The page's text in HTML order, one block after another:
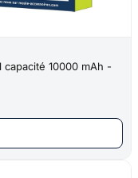
10000 mAh -